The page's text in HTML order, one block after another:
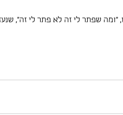
"ומה שפתר לי זה לא פתר לי זה",